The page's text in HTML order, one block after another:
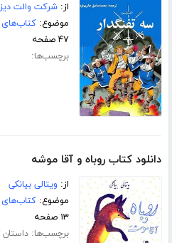
از:شرکت والت
موضوع:
۴۷ صفحه
برچسب‌ها:
دانلود کتاب روباه و آقا موشه
از: ویتالی بیانکی
موضوع:
۱۳ صفحه
برچسب‌ها: